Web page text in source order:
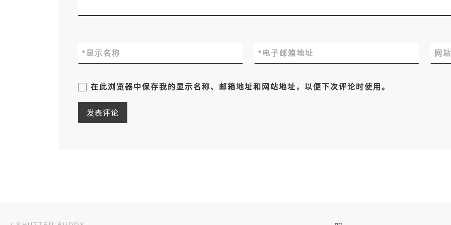
显示名称
* 电子邮箱地址
* 网
在此浏览器中保存我的显示名称、邮箱地址和网站地址，以便下次评论时使用。
文章导航